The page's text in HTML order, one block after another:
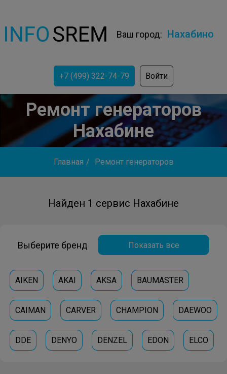
Ваш город: Нахабино
+7 (499) 322-74-79 Войти
Ремонт генераторов
Нахабине
Главная / Ремонт генераторов
Найден 1 сервис Нахабине
Выберите бренд Показать все
AIKEN AKAI AKSA BAUMASTER
CAIMAN CARVER CHAMPION DAEWOO
DDE DENYO DENZEL EDON ELCO